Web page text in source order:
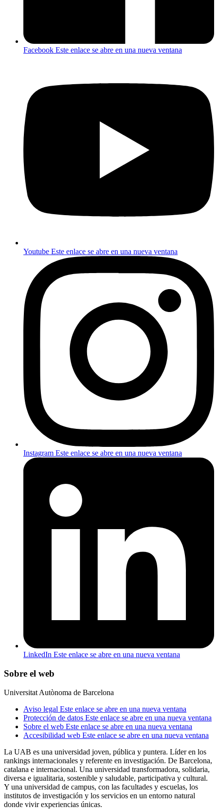
Facebook Este enlace se abre en una nueva ventana
Youtube Este enlace se abre en una nueva ventana
Instagram Este enlace se abre en una nueva ventana
LinkedIn Este enlace se abre en una nueva ventana
Sobre el web
Universitat Autònoma de Barcelona
Aviso legal Este enlace se abre en una nueva ventana
Protección de datos Este enlace se abre en una nueva ventana
Sobre el web Este enlace se abre en una nueva ventana
Accesibilidad web Este enlace se abre en una nueva ventana
La UAB es una universidad joven, pública y puntera. Líder en los
rankings internacionales y referente en investigación. De Barcelona,
catalana e internacional. Una universidad transformadora, solidaria,
diversa e igualitaria, sostenible y saludable, participativa y cultural.
Y una universidad de campus, con las facultades y escuelas, los
institutos de investigación y los servicios en un entorno natural
donde vivir experiencias únicas.